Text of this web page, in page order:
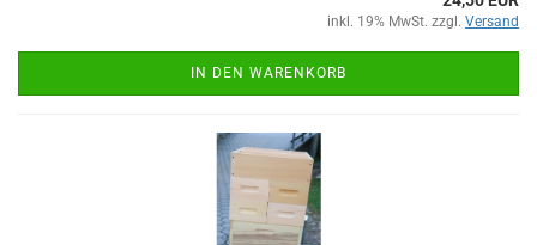
inkl. 19% MwSt. zzgl. Versand
IN DEN WARENKORB